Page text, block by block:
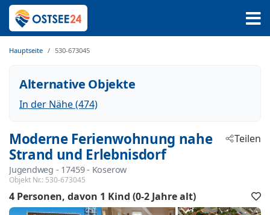
Hauptseite 530-673045
Alternative Objekte
In der Nähe (474)
Moderne Ferienwohnung nahe
Strand und Erlebnisdorf
Jugendweg - 17459 - Koserow
Objekt Nr.: 530-673045
Teilen
4 Personen davon 1 Kind (0-2 Jahre alt)